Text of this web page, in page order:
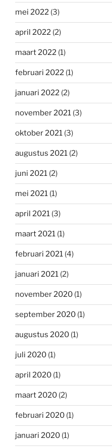
mei 2022 (3)
april 2022 (2)
maart 2022 (1)
februari 2022 (1)
januari 2022 (2)
november 2021 (3)
oktober 2021 (3)
augustus 2021 (2)
juni 2021 (2)
mei 2021 (1)
april 2021 (3)
maart 2021 (1)
februari 2021 (4)
januari 2021 (2)
november 2020 (1)
september 2020 (1)
augustus 2020 (1)
juli 2020 (1)
april 2020 (1)
maart 2020 (2)
februari 2020 (1)
januari 2020 (1)